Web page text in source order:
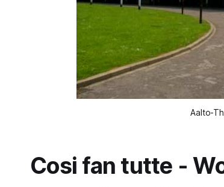
Aalto-
Cosi fan tutte -